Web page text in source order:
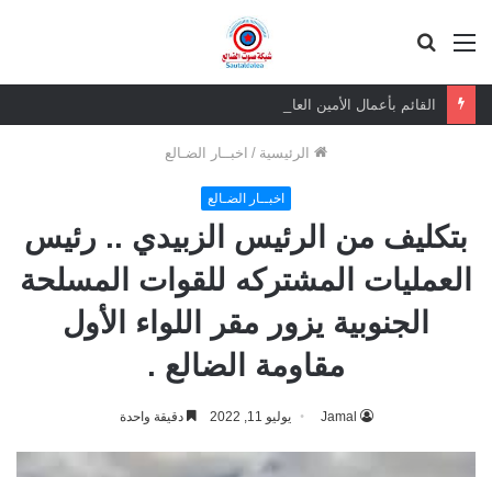
القائمة
الرئيسية / اخبــار الضـالع
اخبــار الضـالع
بتكليف من الرئيس الزبيدي .. رئيس
العمليات المشتركه للقوات المسلحة
الجنوبية يزور مقر اللواء الأول
مقاومة الضالع .
Jamal يوليو 11, 2022 دقيقة واحدة